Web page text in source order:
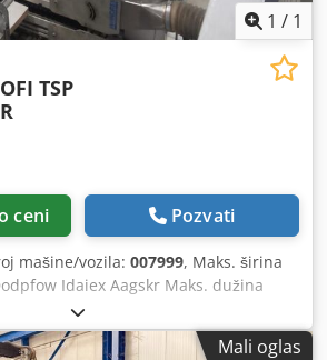
1 / 1
TSP
ceni Pozvati
mašine/vozila: 007999, Maks. širina
Idaiex Aagskr Maks. dužina
rotacije: sa duplim konusom Smer
u uzdužni smer
Mali oglas